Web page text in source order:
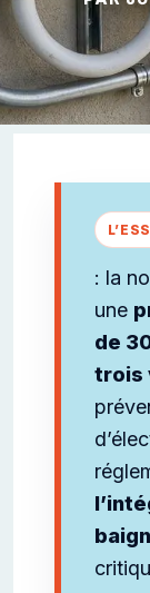
: la
une
de
trois